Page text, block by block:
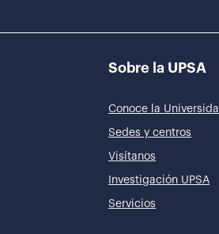
Sobre la UPSA
Conoce la
Sedes y centros
Visítanos
Investigación UPSA
Servicios